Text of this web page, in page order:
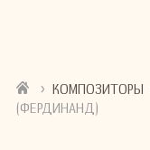
› КОМПОЗИТОРЫ
(ФЕРДИНАНД)